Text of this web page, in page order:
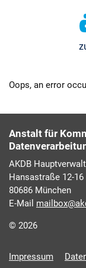
Oops, an error
Anstalt für
AKDB
Hansastraße 12-16
80686 München
E-Mail
© 2026
Impressum